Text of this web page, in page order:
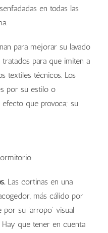
en todas las
para mejorar su lavado
para que imiten a
textiles técnicos. Los
por su estilo o
que provoca; su
Las cortinas en una
más cálido por
su ‘arropo’ visual
que tener en cuenta